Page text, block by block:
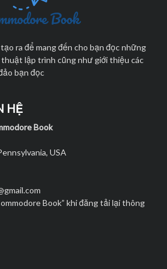
ra để mang đến cho bạn đọc những
lập trình cũng như giới thiệu các
bạn đọc
HỆ
Book
USA
Book” khi đăng tải lại thông